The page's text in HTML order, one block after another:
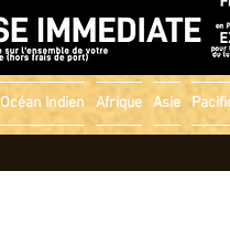
Océan Indien Afrique Asie